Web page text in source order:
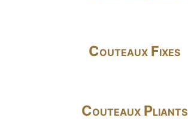
Couteaux Fixes
Couteaux Pliants